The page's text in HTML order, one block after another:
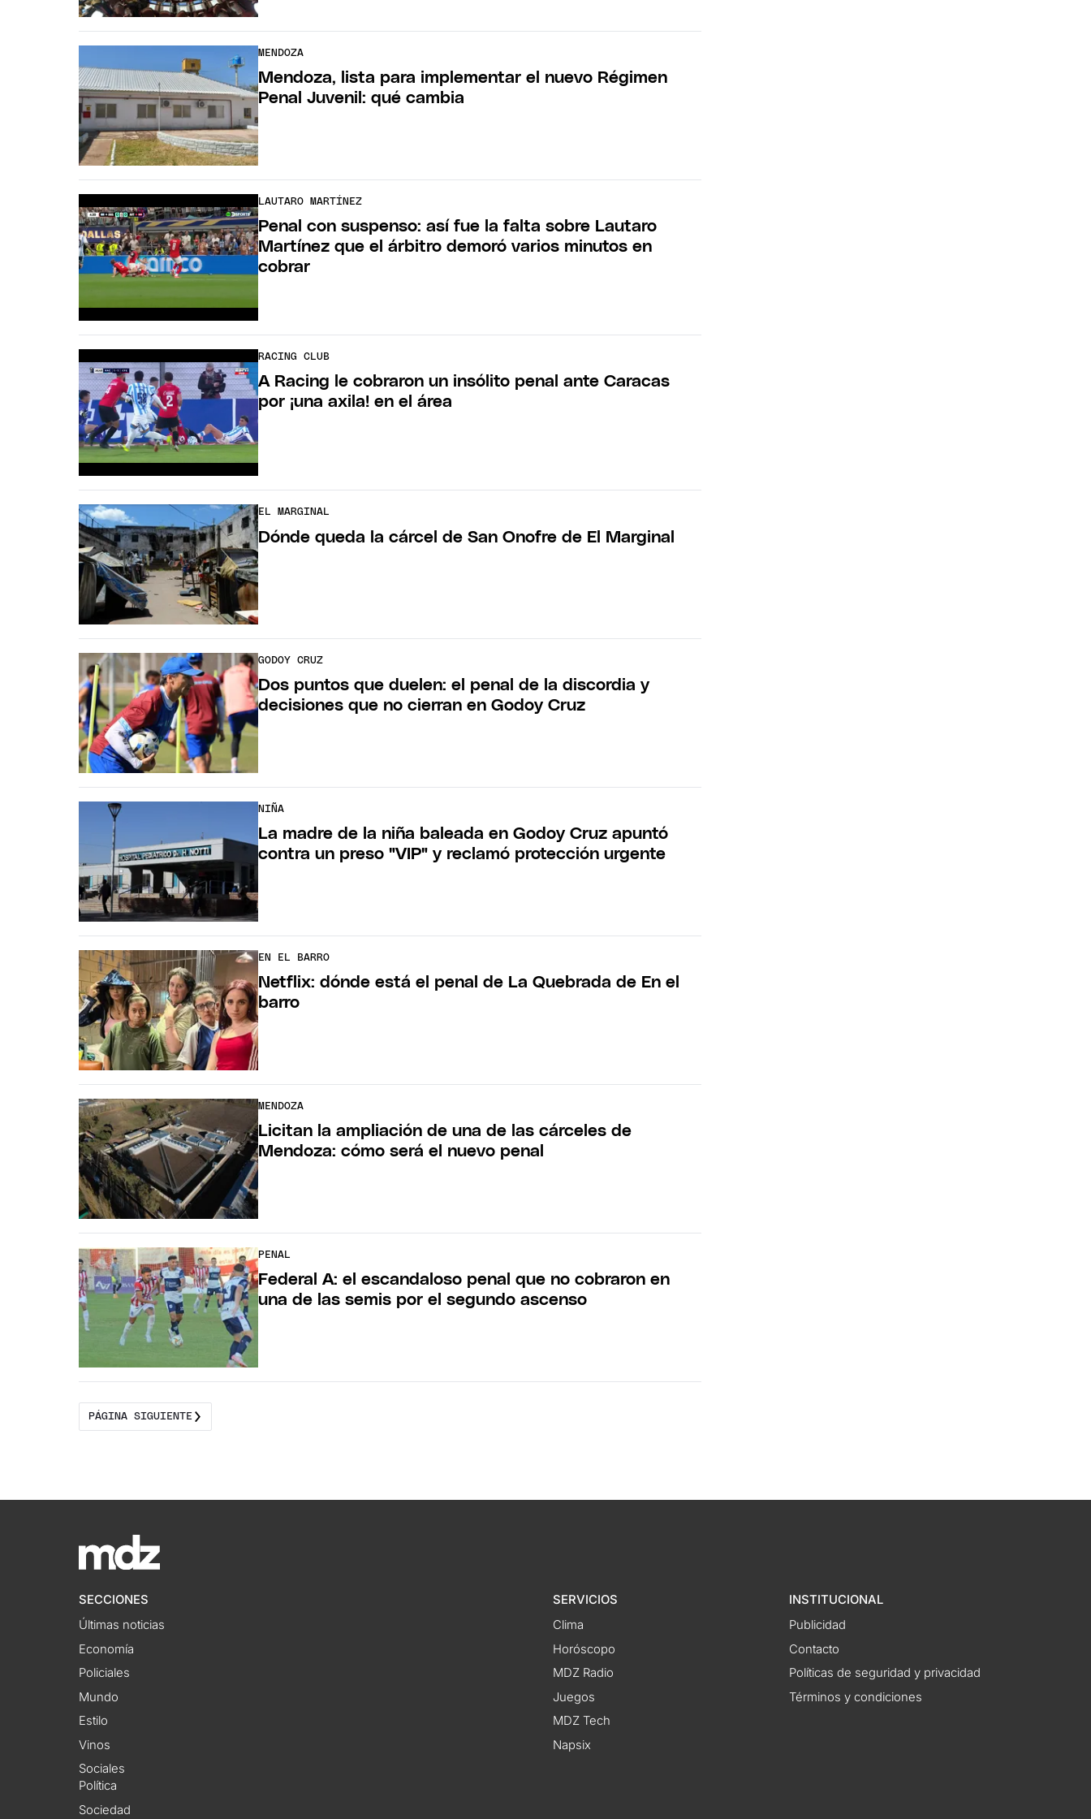
MENDOZA
Mendoza, lista para implementar el nuevo Régimen
Penal Juvenil: qué cambia
LAUTARO MARTÍNEZ
Penal con suspenso: así fue la falta sobre Lautaro
Martínez que el árbitro demoró varios minutos en
cobrar
RACING CLUB
A Racing le cobraron un insólito penal ante Caracas
por ¡una axila! en el área
EL MARGINAL
Dónde queda la cárcel de San Onofre de El Marginal
GODOY CRUZ
Dos puntos que duelen: el penal de la discordia y
decisiones que no cierran en Godoy Cruz
NIÑA
La madre de la niña baleada en Godoy Cruz apuntó
contra un preso "VIP" y reclamó protección urgente
EN EL BARRO
Netflix: dónde está el penal de La Quebrada de En el
barro
MENDOZA
Licitan la ampliación de una de las cárceles de
Mendoza: cómo será el nuevo penal
PENAL
Federal A: el escandaloso penal que no cobraron en
una de las semis por el segundo ascenso
PÁGINA SIGUIENTE
SECCIONES
Últimas noticias
Economía
Policiales
Mundo
Estilo
Vinos
Sociales
Política
Sociedad
SERVICIOS
Clima
Horóscopo
MDZ Radio
Juegos
MDZ Tech
Napsix
INSTITUCIONAL
Publicidad
Contacto
Políticas de seguridad y privacidad
Términos y condiciones